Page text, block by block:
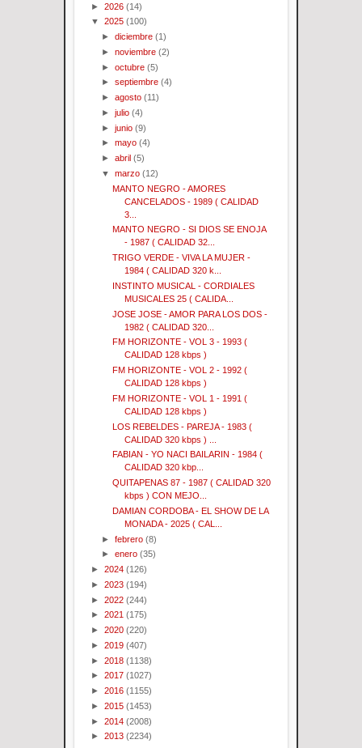
► 2026 (14)
▼ 2025 (100)
►diciembre (1)
►noviembre (2)
►octubre (5)
►septiembre (4)
►agosto (11)
►julio (4)
►junio (9)
►mayo (4)
►abril (5)
▼marzo (12)
MANTO NEGRO - AMORES
CANCELADOS - 1989 ( CALIDAD
3...
MANTO NEGRO - SI DIOS SE ENOJA
- 1987 ( CALIDAD 32...
TRIGO VERDE - VIVA LA MUJER -
1984 ( CALIDAD 320 k...
INSTINTO MUSICAL - CORDIALES
MUSICALES 25 ( CALIDA...
JOSE JOSE - AMOR PARA LOS DOS -
1982 ( CALIDAD 320...
FM HORIZONTE - VOL 3 - 1993 (
CALIDAD 128 kbps )
FM HORIZONTE - VOL 2 - 1992 (
CALIDAD 128 kbps )
FM HORIZONTE - VOL 1 - 1991 (
CALIDAD 128 kbps )
LOS REBELDES - PAREJA - 1983 (
CALIDAD 320 kbps ) ...
FABIAN - YO NACI BAILARIN - 1984 (
CALIDAD 320 kbp...
QUITAPENAS 87 - 1987 ( CALIDAD 320
kbps ) CON MEJO...
DAMIAN CORDOBA - EL SHOW DE LA
MONADA - 2025 ( CAL...
►febrero (8)
►enero (35)
► 2024 (126)
► 2023 (194)
► 2022 (244)
► 2021 (175)
► 2020 (220)
► 2019 (407)
► 2018 (1138)
► 2017 (1027)
► 2016 (1155)
► 2015 (1453)
► 2014 (2008)
► 2013 (2234)